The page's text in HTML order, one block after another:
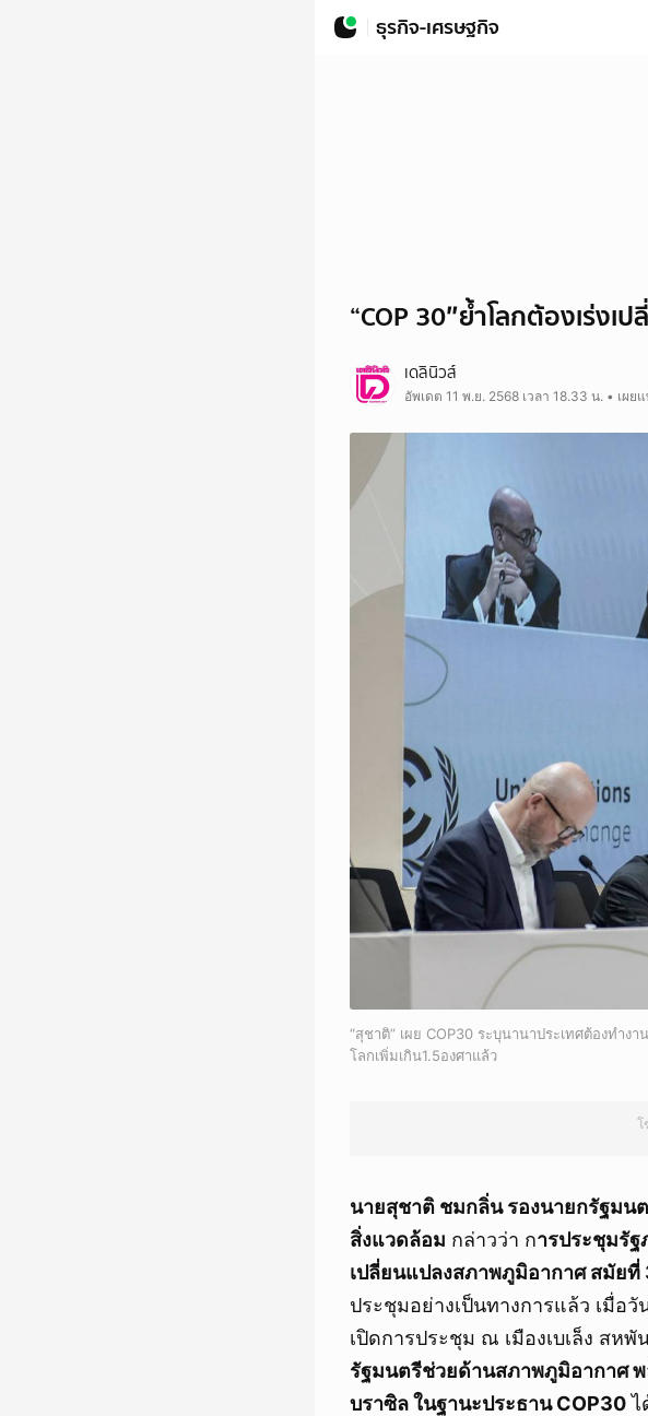
ธุรกิจ-เศรษฐกิจ
“COP 30″ย้ำโลกต้องเร่ง
เดลินิวส์
อัพเดต 11 พ.ย. 2568 เวลา 18.33 น. • เผย
“สุชาติ” เผย COP30 ระบุนานาประเทศต้องทำ
โลกเพิ่มเกิน1.5องศาแล้ว
โ
นายสุชาติ ชมกลิ่น รองนายกรัฐมน
สิ่งแวดล้อม กล่าวว่า การประชุมรั
เปลี่ยนแปลงสภาพภูมิอากาศ สมัยที่
ประชุมอย่างเป็นทางการแล้ว เมื่อ
เปิดการประชุม ณ เมืองเบเล็ง สห
รัฐมนตรีช่วยด้านสภาพภูมิอากาศ พ
บราซิล ในฐานะประธาน COP30ไ